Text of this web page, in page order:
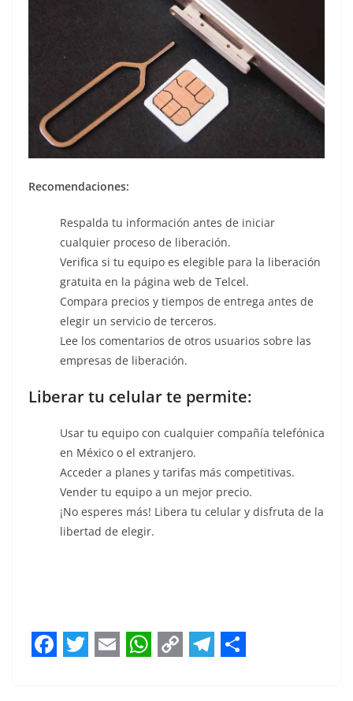
Recomendaciones:
Respalda tu información antes de iniciar
cualquier proceso de liberación.
Verifica si tu equipo es elegible para la liberación
gratuita en la página web de Telcel.
Compara precios y tiempos de entrega antes de
elegir un servicio de terceros.
Lee los comentarios de otros usuarios sobre las
empresas de liberación.
Liberar tu celular te permite:
Usar tu equipo con cualquier compañía telefónica
en México o el extranjero.
Acceder a planes y tarifas más competitivas.
Vender tu equipo a un mejor precio.
¡No esperes más! Libera tu celular y disfruta de la
libertad de elegir.